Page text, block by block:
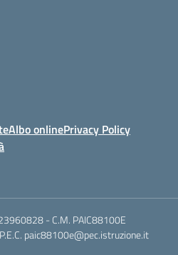
Albo onlinePrivacy Policy
- C.M. PAIC88100E
paic88100e@pec.istruzione.it